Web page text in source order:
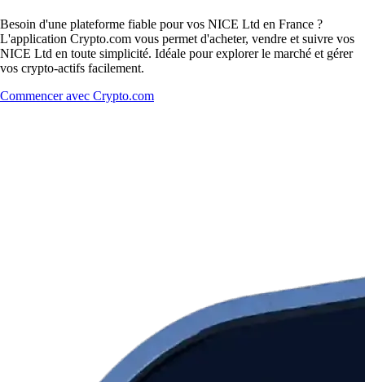
Besoin d'une plateforme fiable pour vos NICE Ltd en France ?
L'application Crypto.com vous permet d'acheter, vendre et suivre vos
NICE Ltd en toute simplicité. Idéale pour explorer le marché et gérer
vos crypto-actifs facilement.
Commencer avec Crypto.com